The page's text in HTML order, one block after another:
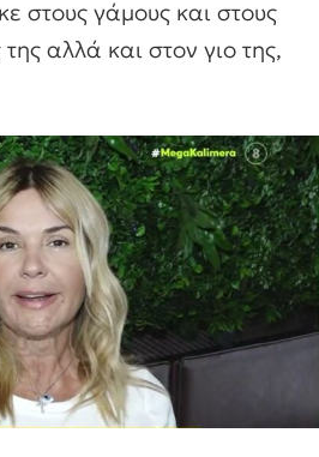
στους γάμους και στους
αλλά και στον γιο της,